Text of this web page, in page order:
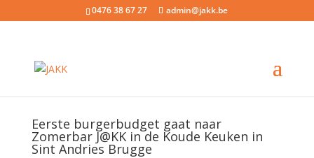
0476 38 67 27 admin@jakk.be
Eerste burgerbudget gaat naar
Zomerbar J@KK in de Koude Keuken in
Sint Andries Brugge